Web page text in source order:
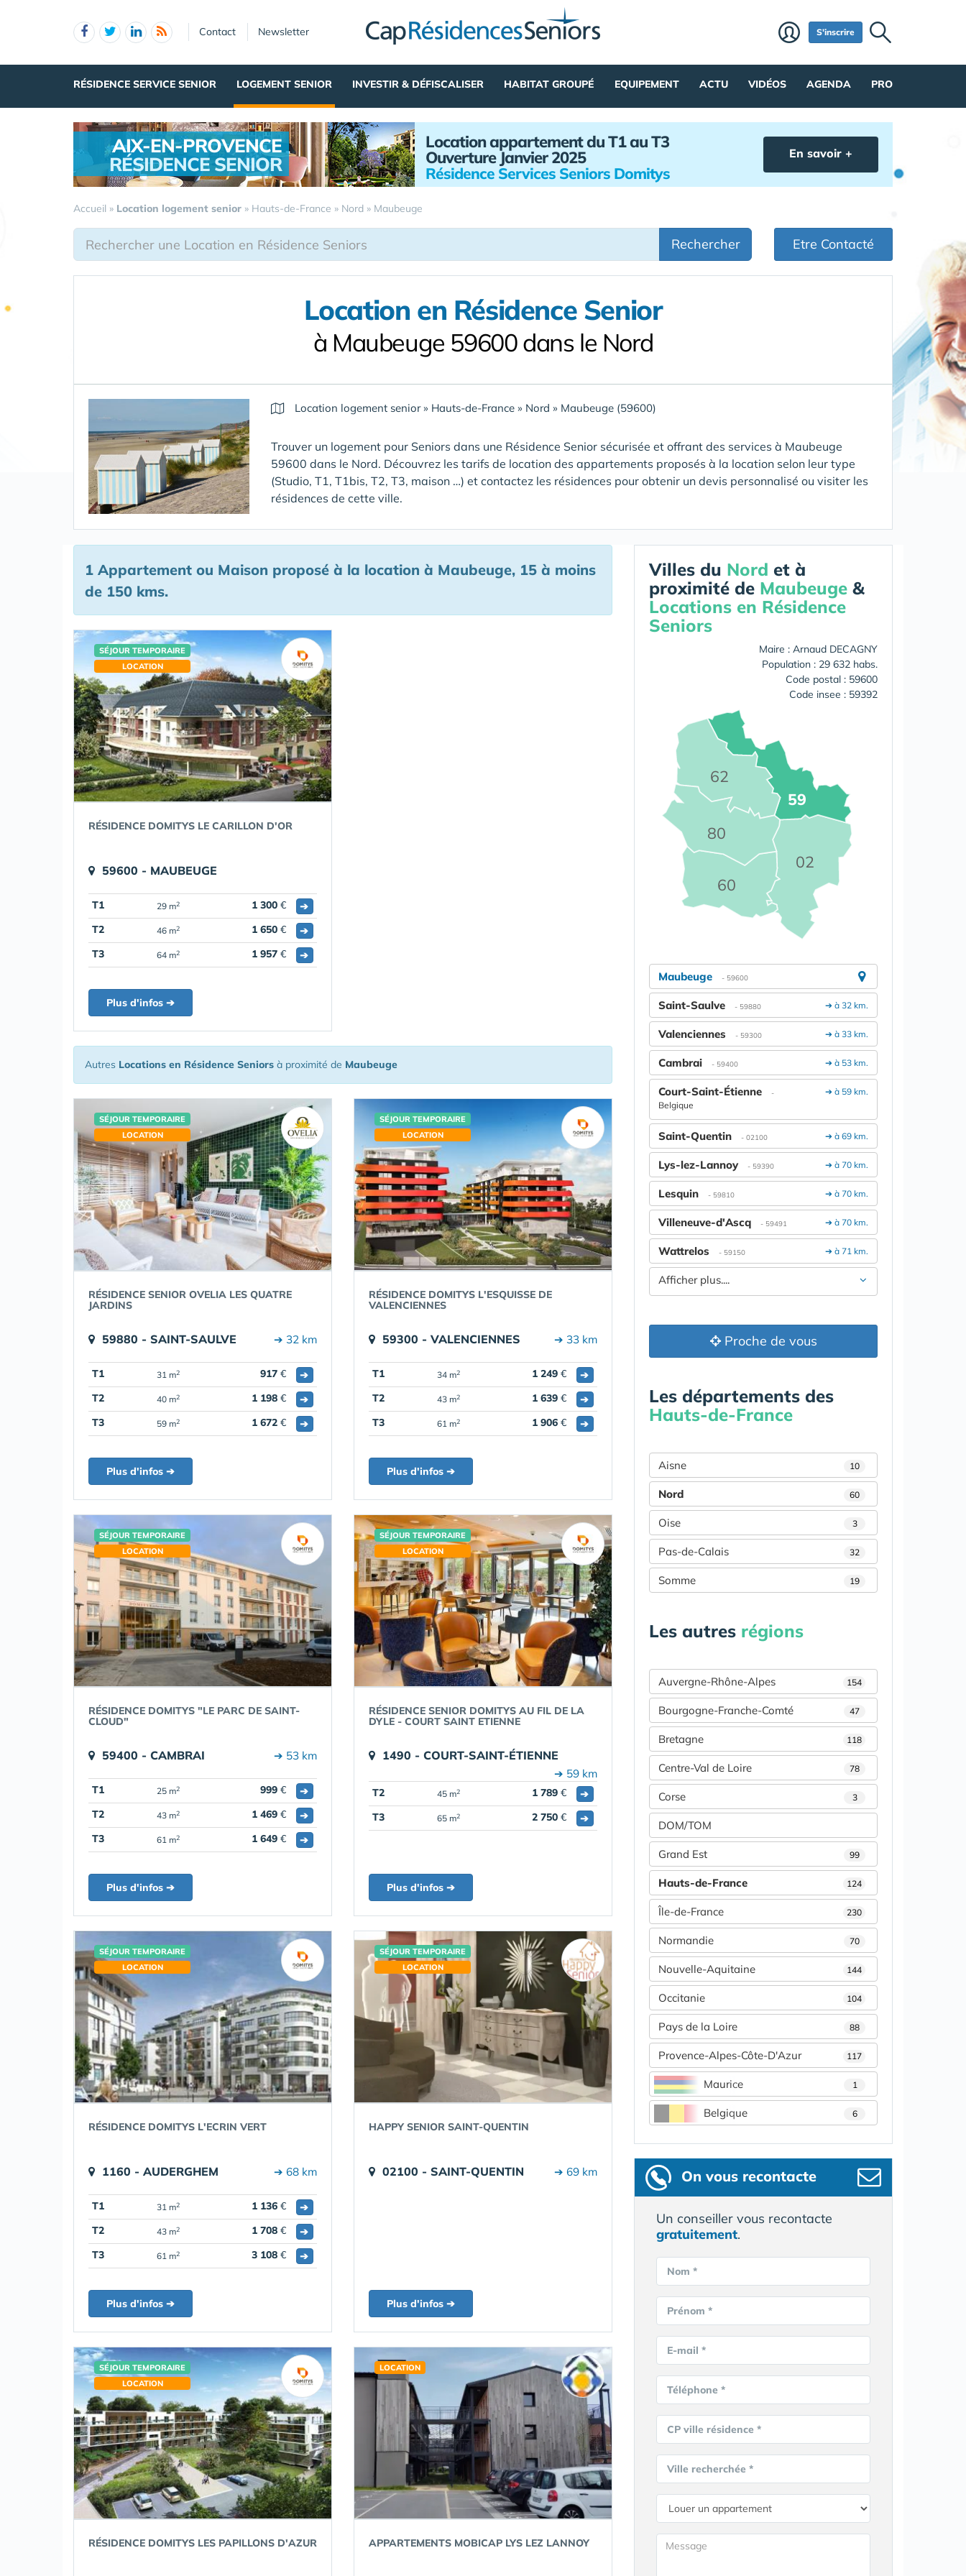
Contact Newsletter S'inscrire
RÉSIDENCE SERVICE SENIOR LOGEMENT SENIOR INVESTIR & DÉFISCALISER HABITAT GROUPÉ EQUIPEMENT ACTU VIDÉOS AGENDA PRO
AIX-EN-PROVENCE
RÉSIDENCE SENIOR
Location appartement du T1 au T3
Ouverture Janvier 2025
Résidence Services Seniors Domitys
En savoir +
Accueil » Location logement senior » Hauts-de-France » Nord » Maubeuge
Rechercher Etre Contacté
Location en Résidence Senior
à Maubeuge 59600 dans le Nord
Location logement senior» Hauts-de-France » Nord » Maubeuge (59600)
Trouver un logement pour Seniors dans une Résidence Senior sécurisée et offrant des services à Maubeuge
59600 dans le Nord. Découvrez les tarifs de location des appartements proposés à la location selon leur type
(Studio, T1, T1bis, T2, T3, maison …) et contactez les résidences pour obtenir un devis personnalisé ou visiter les
résidences de cette ville.
1 Appartement ou Maison proposé à la location à Maubeuge, 15 à moins
de 150 kms.
SÉJOUR TEMPORAIRE
LOCATION
RÉSIDENCE DOMITYS LE CARILLON D'OR
59600 - MAUBEUGE
T1 29 m2 1 300 €
➔
T2
46 m2 1 650 €
➔
T3
64 m2 1 957 € ➔
Plus d'infos ➔
Autres Locations en Résidence Seniors à proximité de Maubeuge
SÉJOUR TEMPORAIRE
LOCATION
RÉSIDENCE SENIOR OVELIA LES QUATRE
JARDINS
59880 - SAINT-SAULVE ➔ 32 km
T1 31 m2 917 €
➔
T2
40 m2 1 198 €
➔
T3
59 m2 1 672 € ➔
Plus d'infos ➔
SÉJOUR TEMPORAIRE
LOCATION
RÉSIDENCE DOMITYS L'ESQUISSE DE
VALENCIENNES
59300 - VALENCIENNES ➔ 33 km
T1 34 m2 1 249 €
➔
T2
43 m2 1 639 €
➔
T3
61 m2 1 906 € ➔
Plus d'infos ➔
SÉJOUR TEMPORAIRE
LOCATION
RÉSIDENCE DOMITYS "LE PARC DE SAINT-
CLOUD"
59400 - CAMBRAI ➔ 53 km
T1 25 m2 999 €
➔
T2
43 m2 1 469 €
➔
T3
61 m2 1 649 € ➔
Plus d'infos ➔
SÉJOUR TEMPORAIRE
LOCATION
RÉSIDENCE SENIOR DOMITYS AU FIL DE LA
DYLE - COURT SAINT ETIENNE
1490 - COURT-SAINT-ÉTIENNE
➔ 59 km
T2 45 m2 1 789 €
➔
T3
65 m2 2 750 € ➔
Plus d'infos ➔
SÉJOUR TEMPORAIRE
LOCATION
RÉSIDENCE DOMITYS L'ECRIN VERT
1160 - AUDERGHEM ➔ 68 km
T1 31 m2 1 136 €
➔
T2
43 m2 1 708 €
➔
T3
61 m2 3 108 € ➔
Plus d'infos ➔
SÉJOUR TEMPORAIRE
LOCATION
HAPPY SENIOR SAINT-QUENTIN
02100 - SAINT-QUENTIN ➔ 69 km
Plus d'infos ➔
SÉJOUR TEMPORAIRE
LOCATION
RÉSIDENCE DOMITYS LES PAPILLONS D'AZUR
LOCATION
APPARTEMENTS MOBICAP LYS LEZ LANNOY
Villes du Nord et à
proximité de Maubeuge &
Locations en Résidence
Seniors
Maire : Arnaud DECAGNY
Population : 29 632 habs.
Code postal : 59600
Code insee : 59392
02
59
60
62
80
Maubeuge - 59600
➔ à 32 km.
Saint-Saulve - 59880
➔ à 33 km.
Valenciennes - 59300
➔ à 53 km.
Cambrai - 59400
➔ à 59 km.
Court-Saint-Étienne -
Belgique
➔ à 69 km.
Saint-Quentin - 02100
➔ à 70 km.
Lys-lez-Lannoy - 59390
➔ à 70 km.
Lesquin - 59810
➔ à 70 km.
Villeneuve-d'Ascq - 59491
➔ à 71 km.
Wattrelos - 59150
Afficher plus....
Proche de vous
Les départements des
Hauts-de-France
Aisne 10
Nord 60
Oise 3
Pas-de-Calais 32
Somme 19
Les autres régions
Auvergne-Rhône-Alpes 154
Bourgogne-Franche-Comté 47
Bretagne 118
Centre-Val de Loire 78
Corse 3
DOM/TOM
Grand Est 99
Hauts-de-France 124
Île-de-France 230
Normandie 70
Nouvelle-Aquitaine 144
Occitanie 104
Pays de la Loire 88
Provence-Alpes-Côte-D'Azur 117
Maurice 1
Belgique 6
On vous recontacte
Un conseiller vous recontacte
gratuitement.
Nom *
Prénom *
E-mail *
Téléphone *
CP ville résidence *
Ville recherchée *